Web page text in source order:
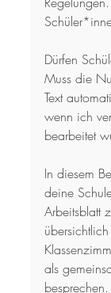
Dürfen
Muss die
Text
wenn ich
bearbeitet
In diesem
deine
Arbeitsblatt
als
besprechen.